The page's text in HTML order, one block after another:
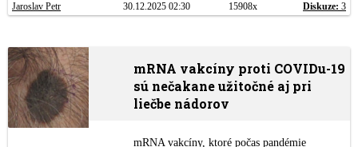
Jaroslav Petr 30.12.2025 02:30 15908x Diskuze: 3
mRNA vakcíny proti COVIDu-19
sú nečakane užitočné aj pri
liečbe nádorov
mRNA vakcíny, ktoré počas pandémie